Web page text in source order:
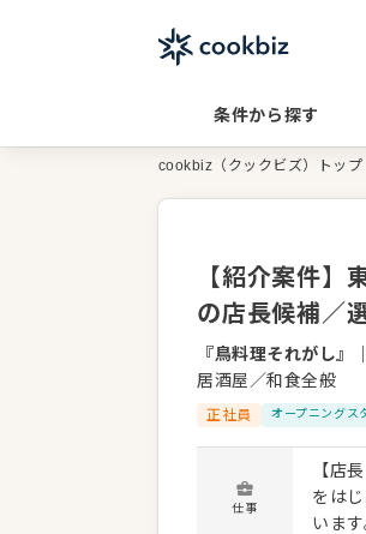
条件から探す
cookbiz（クックビズ）トップ
【紹介案件】
の店長候補／
『鳥料理それがし』
居酒屋／和食全般
正社員 オープニングス
仕事
【店
をは
いま